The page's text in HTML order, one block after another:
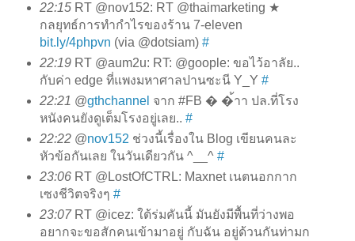
22:15RT @nov152: RT @thaimarketing ★
กลยุทธ์การทำกำไรของร้าน 7-eleven
bit.ly/4phpvn (via @dotsiam) #
22:19RT @aum2u: RT: @goople: ขอไว้อาลัย..
กับค่า edge ที่แพงมหาศาลปานซะนี Y_Y #
22:21 @gthchannel จาก #FB � �้าา ปล.ที่โรง
หนังคนยังดูเต็มโรงอยู่เลย.. #
22:22@nov152 ช่วงนี้เรื่องใน Blog เขียนคนละ
หัวข้อกันเลย ในวันเดียวกัน ^__^ #
23:06RT @LostOfCTRL: Maxnet เนตนอกกาก
เซงชีวิตจริงๆ #
23:07RT @icez: ใต้ร่มคันนี้ มันยังมีพื้นที่ว่างพอ
อยากจะขอสักคนเข้ามาอยู่ กับฉัน อยู่ด้วนกันท่ามก